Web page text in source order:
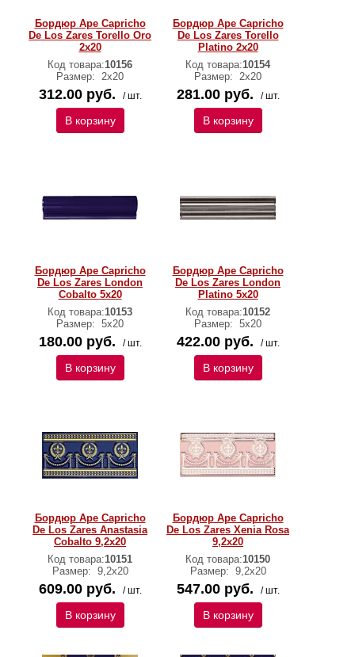
Бордюр Ape Capricho
De Los Zares Torello Oro
2x20
Код товара:10156
Размер: 2x20
312.00 руб. / шт.
В корзину
Бордюр Ape Capricho
De Los Zares Torello
Platino 2x20
Код товара:10154
Размер: 2x20
281.00 руб. / шт.
В корзину
Бордюр Ape Capricho
De Los Zares London
Cobalto 5x20
Код товара:10153
Размер: 5x20
180.00 руб. / шт.
В корзину
Бордюр Ape Capricho
De Los Zares London
Platino 5x20
Код товара:10152
Размер: 5x20
422.00 руб. / шт.
В корзину
Бордюр Ape Capricho
De Los Zares Anastasia
Cobalto 9,2x20
Код товара:10151
Размер: 9,2x20
609.00 руб. / шт.
В корзину
Бордюр Ape Capricho
De Los Zares Xenia Rosa
9,2x20
Код товара:10150
Размер: 9,2x20
547.00 руб. / шт.
В корзину